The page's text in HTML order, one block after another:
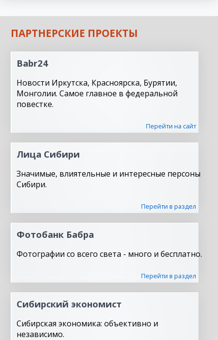
ПАРТНЕРСКИЕ ПРОЕКТЫ
Babr24
Новости Иркутска, Красноярска, Бурятии,
Монголии. Самое главное в федеральной
повестке.
Перейти на сайт
Лица Сибири
Значимые, влиятельные и интересные персоны
Сибири.
Перейти в раздел
Фотобанк Бабра
Фотографии со всего света - много и бесплатно.
Перейти в раздел
Сибирский экономист
Сибирская экономика: объективно и
независимо.